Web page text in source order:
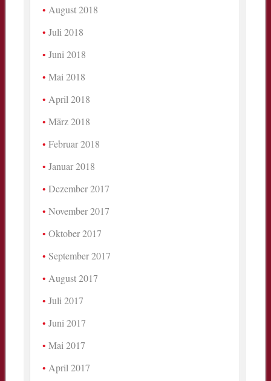
August 2018
Juli 2018
Juni 2018
Mai 2018
April 2018
März 2018
Februar 2018
Januar 2018
Dezember 2017
November 2017
Oktober 2017
September 2017
August 2017
Juli 2017
Juni 2017
Mai 2017
April 2017